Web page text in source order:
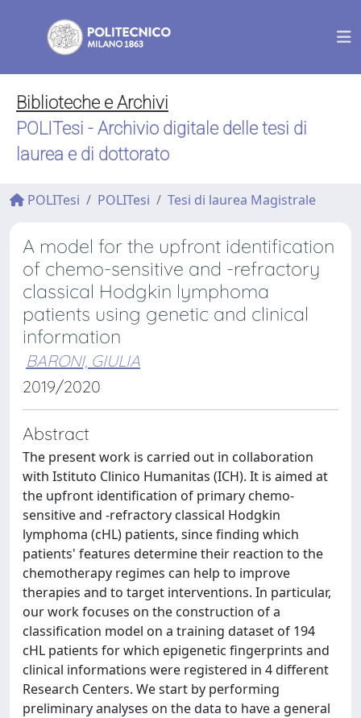
Biblioteche e Archivi
POLITesi - Archivio digitale delle tesi di
laurea e di dottorato
POLITesi POLITesi Tesi di laurea Magistrale
A model for the upfront identification
of chemo-sensitive and -refractory
classical Hodgkin lymphoma
patients using genetic and clinical
information
BARONI, GIULIA
2019/2020
Abstract
The present work is carried out in collaboration
with Istituto Clinico Humanitas (ICH). It is aimed at
the upfront identification of primary chemo-
sensitive and -refractory classical Hodgkin
lymphoma (cHL) patients, since finding which
patients' features determine their reaction to the
chemotherapy regimes can help to improve
therapies and to target interventions. In particular,
our work focuses on the construction of a
classification model on a training dataset of 194
cHL patients for which epigenetic fingerprints and
clinical informations were registered in 4 different
Research Centers. We start by performing
preliminary analyses on the data to have a general